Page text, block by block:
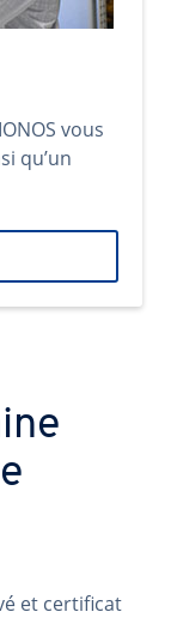
vous
qu’un
et certificat